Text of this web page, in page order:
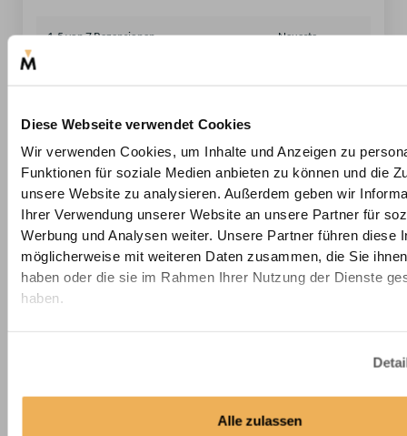
Diese Webseite verwendet Cookies
Wir verwenden Cookies, um Inhalte und Anzeigen zu
Funktionen für soziale Medien anbieten zu können und die
unsere Website zu analysieren. Außerdem geben wir
Ihrer Verwendung unserer Website an unsere Partner für
Werbung und Analysen weiter. Unsere Partner führen diese
möglicherweise mit weiteren Daten zusammen, die Sie
haben oder die sie im Rahmen Ihrer Nutzung der Dienste
haben.
Alle zulassen
1-5 von 7 Rezensionen
Silke M. 23. Dezember 2025
Verifizierte Rezension -Original ansehen
schöner Blickfang ist!
(0) (0)
Anonym